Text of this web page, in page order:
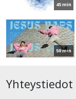
45 min
50 min
Yhteystiedot